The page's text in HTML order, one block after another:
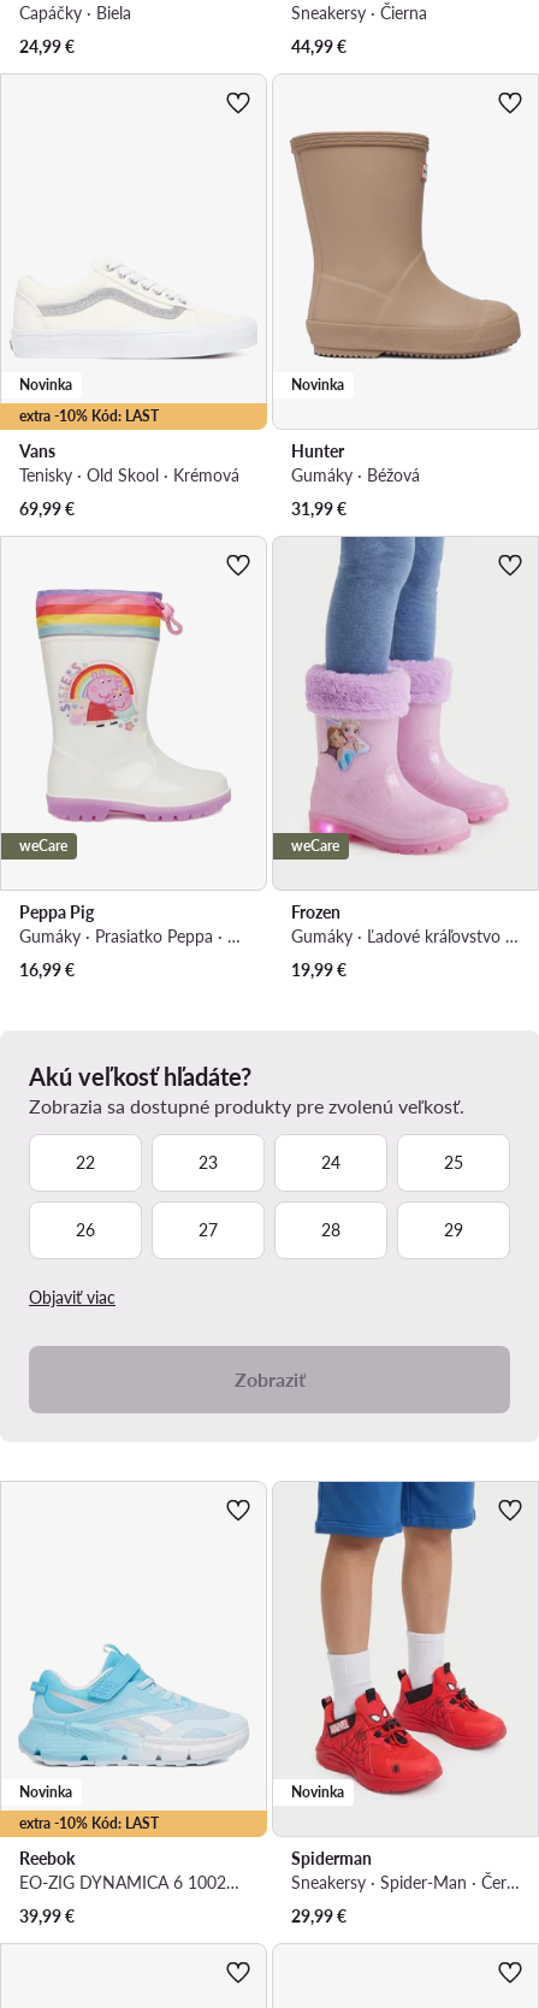
Capáčky · Biela
24,99€
Sneakersy · Čierna
44,99€
extra -10% Kód: LAST
Novinka
Vans
Tenisky · Old Skool · Krémová
69,99€
Novinka
Hunter
Gumáky · Béžová
31,99€
weCare
Peppa Pig
Gumáky · Prasiatko Peppa · Biela
16,99€
weCare
Frozen
Gumáky · Ľadové kráľovstvo · Svetlo fialová
19,99€
Akú veľkosť hľadáte?
Zobrazia sa dostupné produkty pre zvolenú veľkosť.
22 23 24 25
26 27 28 29
Objaviť viac
Zobraziť
extra -10% Kód: LAST
Novinka
Reebok
EO-ZIG DYNAMICA 6 100270609 · Bežecké topánky
39,99€
Novinka
Spiderman
Sneakersy · Spider-Man · Červená
29,99€